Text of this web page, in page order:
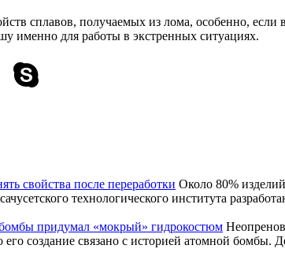
сплавов, получаемых из лома, особенно, если
именно для работы в экстренных ситуациях.
свойства после переработки Около 80%
технологического института
придумал «мокрый» гидрокостюм
создание связано с историей атомной бомбы.